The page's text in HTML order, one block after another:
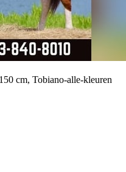
cm, Tobiano-alle-kleuren